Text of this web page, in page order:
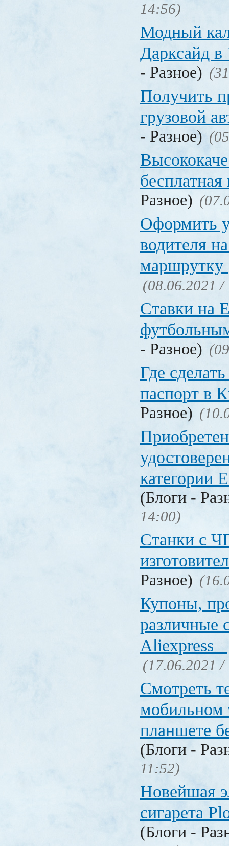
14:56)
Модный
Дарксайд в
- Разное)
Получить
грузовой
- Разное)
Разное)
Оформить
водителя
маршрутку
(08.06.2021 /
Ставки на
- Разное)
Где
паспорт в
Разное)
категории
(Блоги -
14:00)
Станки с
Разное)
Купоны,
различные
Aliexpress
(17.06.2021 /
Смотреть
мобильном
планшете
(Блоги -
11:52)
Новейшая
сигарета
(Блоги -